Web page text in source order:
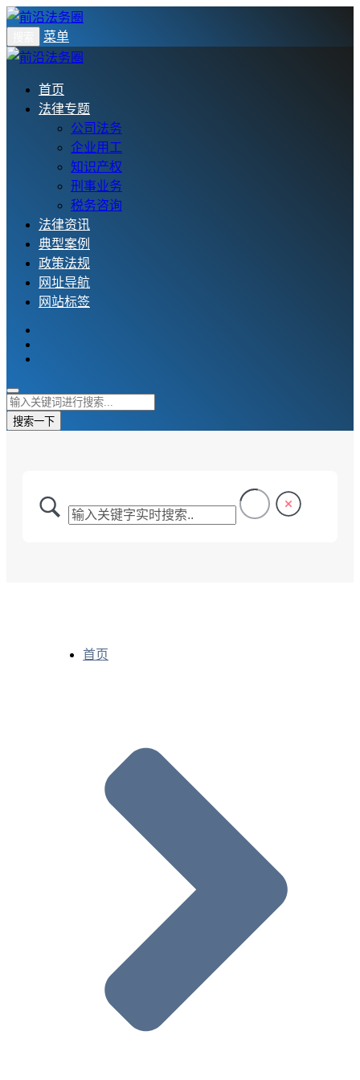
菜单
首页
法律专题
公司法务
企业用工
知识产权
刑事业务
税务咨询
法律资讯
典型案例
政策法规
网址导航
网站标签
搜索一下
首页